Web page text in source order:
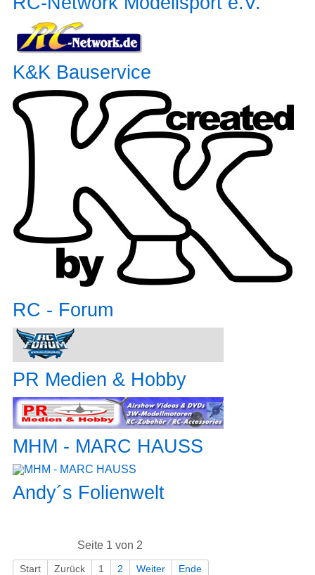
K&K Bauservice
RC - Forum
PR Medien & Hobby
MHM - MARC HAUSS
Andy´s Folienwelt
Seite 1 von 2
Start Zurück 1 2 Weiter Ende